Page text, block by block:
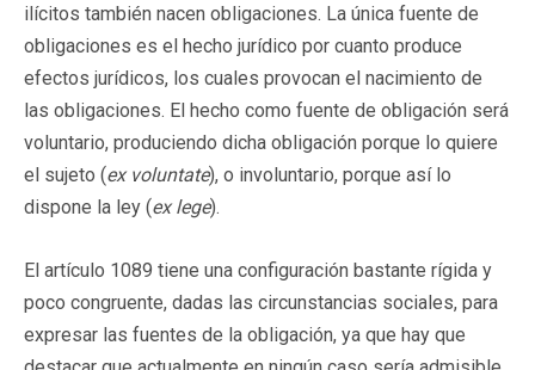
ilícitos también nacen obligaciones. La única fuente de
obligaciones es el hecho jurídico por cuanto produce
efectos jurídicos, los cuales provocan el nacimiento de
las obligaciones. El hecho como fuente de obligación será
voluntario, produciendo dicha obligación porque lo quiere
el sujeto (ex voluntate), o involuntario, porque así lo
dispone la ley (ex lege).
El artículo 1089 tiene una configuración bastante rígida y
poco congruente, dadas las circunstancias sociales, para
expresar las fuentes de la obligación, ya que hay que